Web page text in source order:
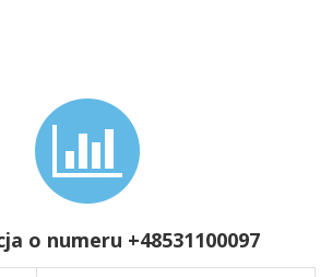
o numeru +48531100097